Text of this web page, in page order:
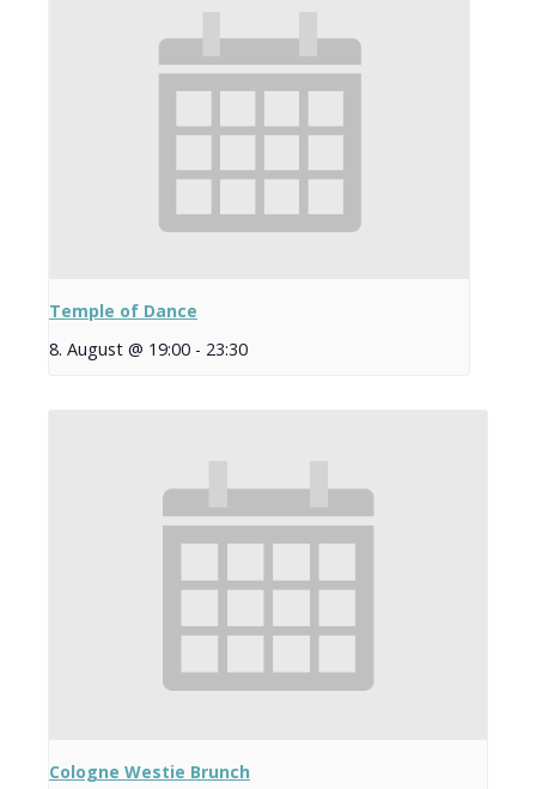
Temple of Dance
8. August @ 19:00 - 23:30
Cologne Westie Brunch